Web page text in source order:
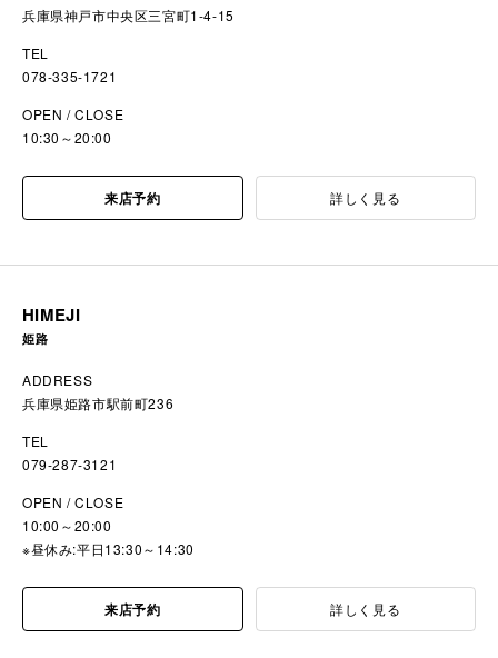
兵庫県神戸市中央区三宮町1-4-15
TEL
078-335-1721
OPEN / CLOSE
10:30～20:00
来店予約 詳しく見る
HIMEJI
姫路
ADDRESS
兵庫県姫路市駅前町236
TEL
079-287-3121
OPEN / CLOSE
10:00～20:00
※昼休み:平日13:30～14:30
来店予約 詳しく見る